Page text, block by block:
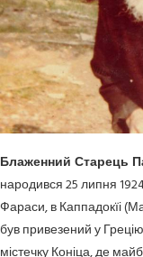
Блаженний Старець
народився 25 липня
Фараси, в Каппадокїі
був привезений у
містечку Коніца, де